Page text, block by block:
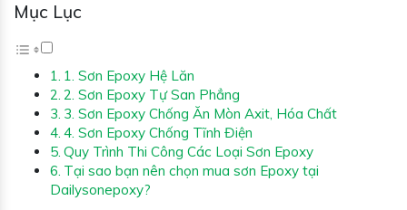
Mục Lục
1. Sơn Epoxy Hệ Lăn
2. Sơn Epoxy Tự San Phẳng
3. Sơn Epoxy Chống Ăn Mòn Axit, Hóa Chất
4. Sơn Epoxy Chống Tĩnh Điện
Quy Trình Thi Công Các Loại Sơn Epoxy
Tại sao bạn nên chọn mua sơn Epoxy tại
Dailysonepoxy?